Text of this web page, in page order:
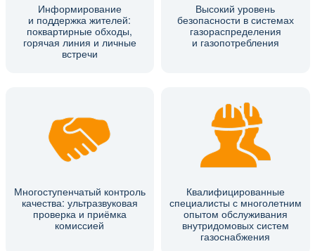
Информирование
и поддержка жителей:
поквартирные обходы,
горячая линия и личные
встречи
Высокий уровень
безопасности в системах
газораспределения
и газопотребления
Многоступенчатый контроль
качества: ультразвуковая
проверка и приёмка
комиссией
Квалифицированные
специалисты с многолетним
опытом обслуживания
внутридомовых систем
газоснабжения